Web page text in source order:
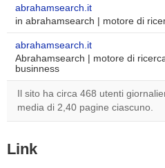
abrahamsearch.it
in abrahamsearch | motore di
abrahamsearch.it
Abrahamsearch | motore di
businness
Il sito ha circa 468 utenti
media di 2,40 pagine ciascuno.
Link